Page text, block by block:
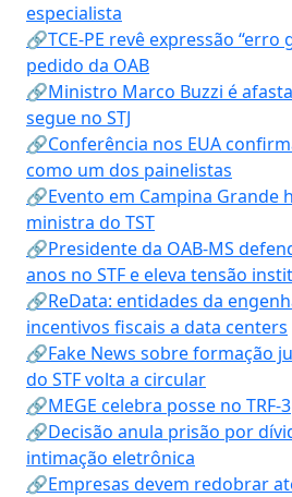
especialista
🔗TCE-PE revê expressão “erro
pedido da OAB
🔗Ministro Marco Buzzi é
segue no STJ
🔗Conferência nos EUA
como um dos painelistas
🔗Evento em Campina Grande
ministra do TST
🔗Presidente da OAB-MS
anos no STF e eleva tensão
🔗ReData: entidades da
incentivos fiscais a data centers
🔗Fake News sobre formação
do STF volta a circular
🔗MEGE celebra posse no TRF-3
🔗Decisão anula prisão por
intimação eletrônica
🔗Empresas devem redobrar